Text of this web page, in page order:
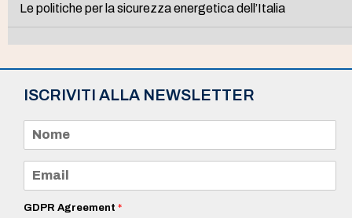
Le politiche per la sicurezza energetica dell’Italia
ISCRIVITI ALLA NEWSLETTER
m
e
a
iGDPR Agreement *